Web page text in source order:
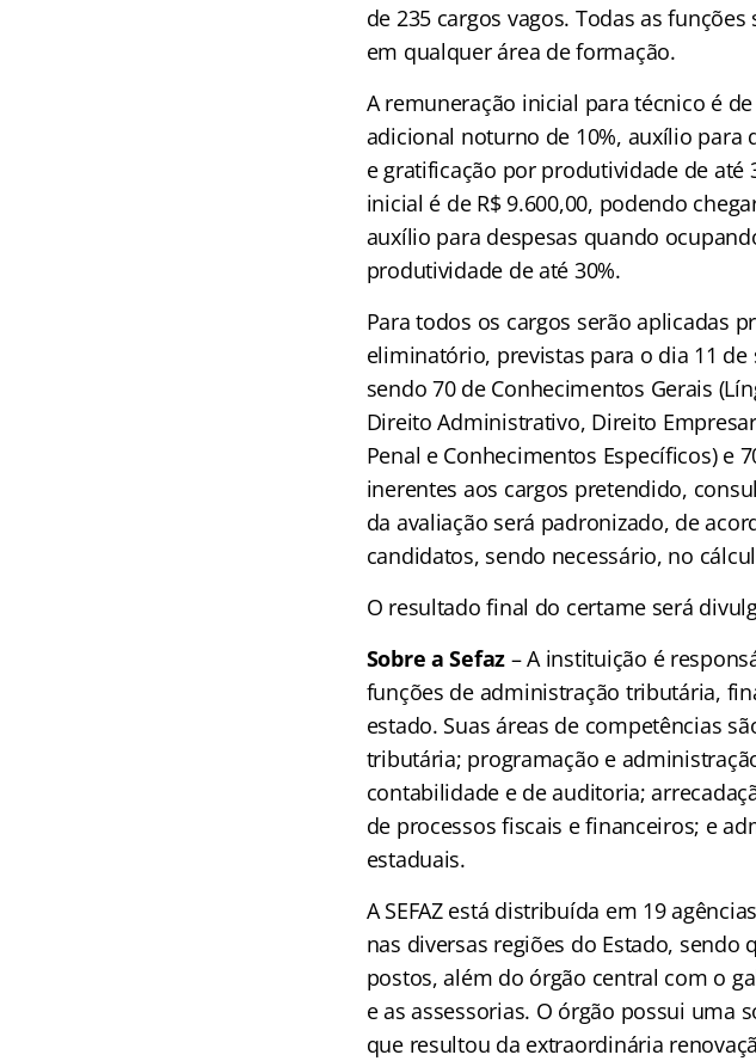
de 235 cargos vagos. Todas as
em qualquer área de formação.
A remuneração inicial para técnico é
adicional noturno de 10%, auxílio para
e gratificação por produtividade de até
inicial é de R$ 9.600,00, podendo
auxílio para despesas quando
produtividade de até 30%.
Para todos os cargos serão aplicadas
eliminatório, previstas para o dia 11
sendo 70 de Conhecimentos Gerais
Direito Administrativo, Direito
Penal e Conhecimentos Específicos) e
inerentes aos cargos pretendido,
da avaliação será padronizado, de
candidatos, sendo necessário, no
O resultado final do certame será
Sobre a Sefaz – A instituição é
funções de administração tributária,
estado. Suas áreas de competências
tributária; programação e
contabilidade e de auditoria;
de processos fiscais e financeiros; e
estaduais.
A SEFAZ está distribuída em 19
nas diversas regiões do Estado,
postos, além do órgão central com o
e as assessorias. O órgão possui uma
que resultou da extraordinária